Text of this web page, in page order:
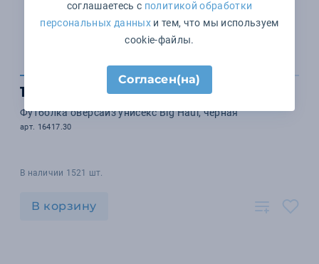
1 599 ₽
Футболка оверсайз унисекс Big Haul, черная
арт. 16417.30
В наличии 1521 шт.
В корзину
соглашаетесь с политикой обработки
персональных данныхи тем, что мы используем
cookie-файлы.
Согласен(на)